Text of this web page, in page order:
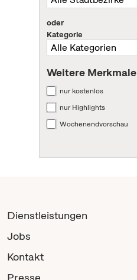
oder
Kategorie
Weitere Merkmale
nur kostenlos
nur Highlights
Wochenendvorschau
Dienstleistungen
Jobs
Kontakt